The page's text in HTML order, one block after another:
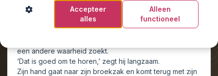
‘Maar ik moet nu echt gaan.’
Harolds ogen vernauwen zich.
‘Maakt hij je gelukkig?’
een andere waarheid zoekt.
‘Dat is goed om te horen,’ zegt hij langzaam.
Zijn hand gaat naar zijn broekzak en komt terug met zijn
Alleen
functioneel
Accepteer
alles